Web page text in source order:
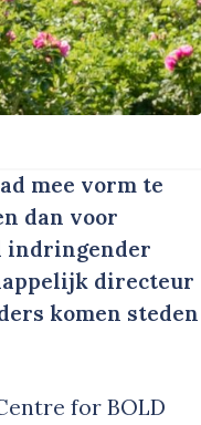
mee vorm te
dan voor
indringender
directeur
komen steden
for BOLD